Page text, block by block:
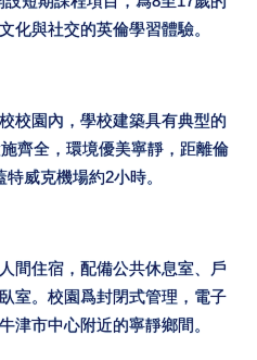
化與社交的英倫學習體驗。
校園內，學校建築具有典型的
齊全，環境優美寧靜，距離倫
威克機場約2小時。
間住宿，配備公共休息室、戶
室。校園爲封閉式管理，電子
津市中心附近的寧靜鄉間。